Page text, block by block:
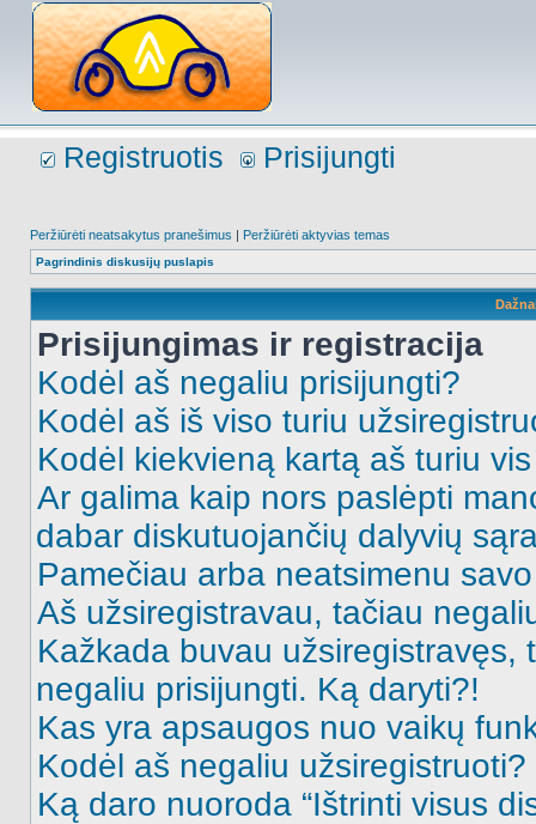
Registruotis Prisijungti
Peržiūrėti neatsakytus pranešimus | Peržiūrėti aktyvias temas
Pagrindinis diskusijų puslapis
Prisijungimas ir registracija
Kodėl aš negaliu prisijungti?
Kodėl aš iš viso turiu
Kodėl kiekvieną kartą aš turiu
Ar galima kaip nors paslėpti
dabar diskutuojančių dalyvių
Pamečiau arba neatsimenu
Aš užsiregistravau, tačiau
Kažkada buvau užsiregistravęs,
negaliu prisijungti. Ką daryti?!
Kas yra apsaugos nuo vaikų
Kodėl aš negaliu užsiregistruoti?
Ką daro nuoroda “Ištrinti visus